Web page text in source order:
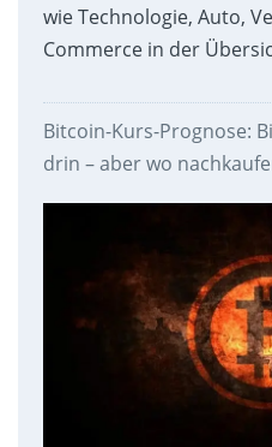
wie Technologie, Auto,
Commerce in der
Bitcoin-Kurs-Prognose:
drin – aber wo